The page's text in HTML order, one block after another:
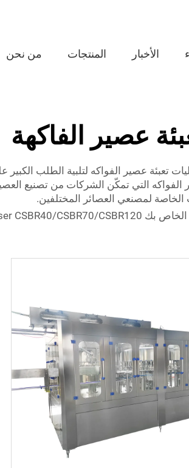
من نحن المنتجات الأخبار
عصير الفاكهة
عصير الفواكه لتلبية الطلب الكبير
التي تمكّن الشركات من تصنيع
الخاصة لمصنعي العصائر المختلفين.